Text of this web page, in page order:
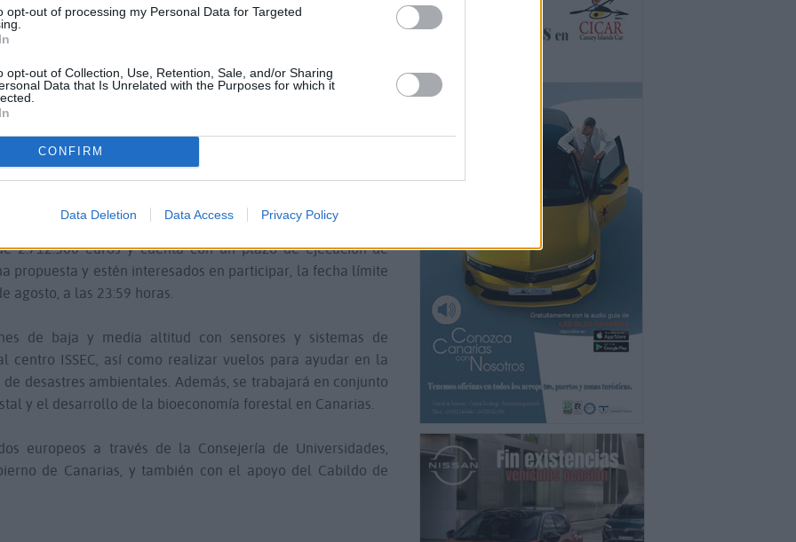
opt-out of processing my Personal Data for Targeted
opt-out of Collection, Use, Retention, Sale, and/or Sharing
Data that Is Unrelated with the Purposes for which it
CONFIRM
Data Deletion Data Access Privacy Policy
en Europa, mediante la integración, operación,
UAS. En definitiva, fomentar la innovación, la
información
de whatsApp, que no es un chat y no se puede
información y videos de la isla,
2.712.500 euros y cuenta con un plazo de ejecución de
propuesta y estén interesados en participar, la fecha límite
agosto, a las 23:59 horas.
de baja y media altitud con sensores y sistemas de
centro ISSEC, así como realizar vuelos para ayudar en la
desastres ambientales. Además, se trabajará en conjunto
y el desarrollo de la bioeconomía forestal en Canarias.
europeos a través de la Consejería de Universidades,
de Canarias, y también con el apoyo del Cabildo de